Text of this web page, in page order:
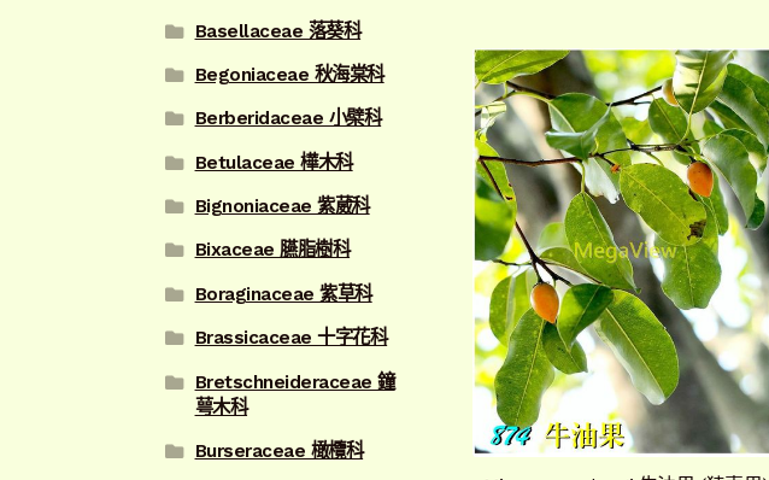
Basellaceae 落葵科
Begoniaceae 秋海棠科
Berberidaceae 小檗科
Betulaceae 樺木科
Bignoniaceae 紫葳科
Bixaceae 臙脂樹科
Boraginaceae 紫草科
Brassicaceae 十字花科
Bretschneideraceae 鐘
萼木科
Burseraceae 橄欖科